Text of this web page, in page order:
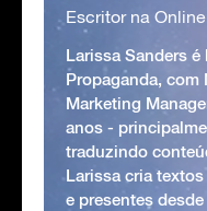
Escritor na
Larissa Sanders
Propaganda, com
Marketing
anos -
traduzindo
Larissa cria
e presentes